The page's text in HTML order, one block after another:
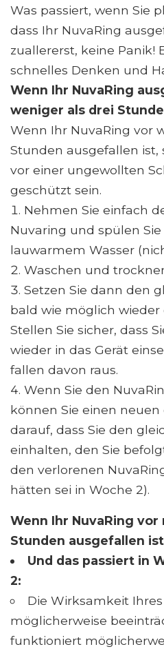
Was passiert, wenn Sie
dass Ihr NuvaRing
zuallererst, keine Panik!
schnelles Denken und
Wenn Ihr NuvaRing
weniger als drei
Wenn Ihr NuvaRing vor
Stunden ausgefallen ist,
vor einer ungewollten
geschützt sein.
Nehmen Sie einfach
Nuvaring und spülen
lauwarmem Wasser
Waschen und
Setzen Sie dann den
bald wie möglich wieder
Stellen Sie sicher, dass
wieder in das Gerät
fallen davon raus.
Wenn Sie den
können Sie einen neuen
darauf, dass Sie den
einhalten, den Sie
den verlorenen
hätten sei in Woche 2).
Wenn Ihr NuvaRing vor
Stunden ausgefallen
Und das passiert in
2:
Die Wirksamkeit
möglicherweise
funktioniert